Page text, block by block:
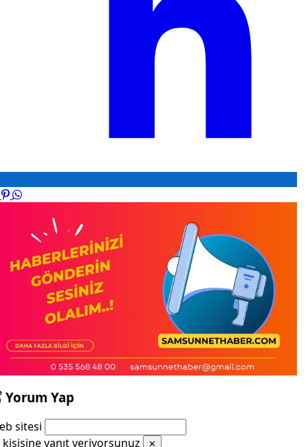
Yorum Yap
sitesi
kişisine yanıt veriyorsunuz
✕